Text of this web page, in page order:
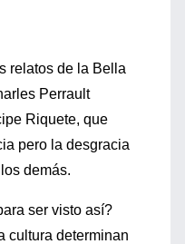
relatos de la Bella
Perrault
Riquete, que
pero la desgracia
demás.
ser visto así?
cultura determinan